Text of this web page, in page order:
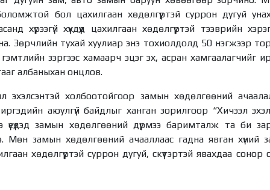
бол цахилгаан хөдөлгүүртэй суррон дугуй
хүрээгүй хүүхдүүд цахилгаан хөдөлгүүртэй тээврийн
Зөрчлийн тухай хуулиар энэ тохиолдолд 50 нэгжээр
зэргээс хамаарч эцэг эх, асран хамгаалагчийг
албаныхан онцлов.
эхэлсэнтэй холбоотойгоор замын хөдөлгөөний
аюулгүй байдлыг ханган зорилгоор “Хичээл
үеүдэд замын хөдөлгөөний дүрмээ баримталж та би
Мөн замын хөдөлгөөний ачааллаас гадна явган хүний
хөдөлгүүртэй суррон дугуй, скүүтэртэй явахдаа